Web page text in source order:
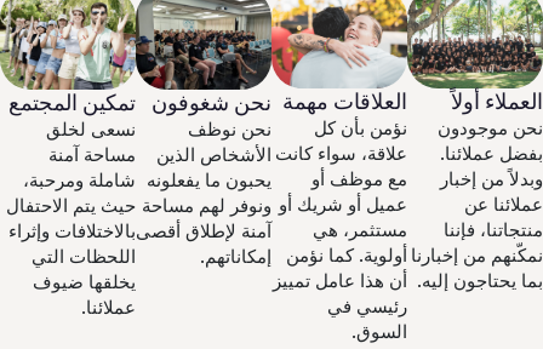
أولاً
موجودون
عملائنا.
من إخبار
عن
فإننا
من إخبارنا
يحتاجون إليه.
العلاقات مهمة
نؤمن بأن كل
علاقة، سواء كانت
مع موظف أو
عميل أو شريك أو
مستثمر، هي
أولوية. كما نؤمن
أن هذا عامل تمييز
رئيسي في
السوق.
نحن شغوفون
نحن نوظف
الأشخاص الذين
يحبون ما يفعلونه
ونوفر لهم مساحة
آمنة لإطلاق أقصى
إمكاناتهم.
تمكين المجتمع
نسعى لخلق
مساحة آمنة
شاملة ومرحبة،
حيث يتم الاحتفال
بالاختلافات وإثراء
اللحظات التي
يخلقها ضيوف
عملائنا.